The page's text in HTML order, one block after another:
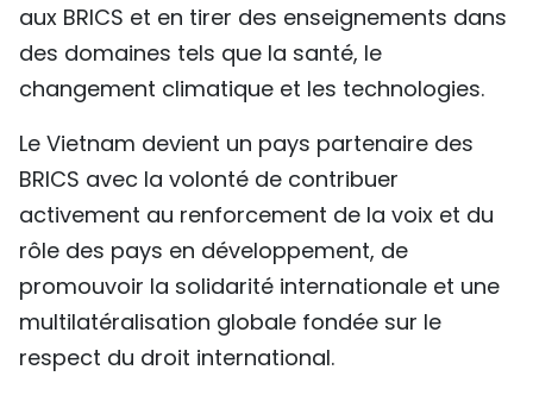
aux BRICS et en tirer des enseignements dans
des domaines tels que la santé, le
changement climatique et les technologies.
Le Vietnam devient un pays partenaire des
BRICS avec la volonté de contribuer
activement au renforcement de la voix et du
rôle des pays en développement, de
promouvoir la solidarité internationale et une
multilatéralisation globale fondée sur le
respect du droit international.